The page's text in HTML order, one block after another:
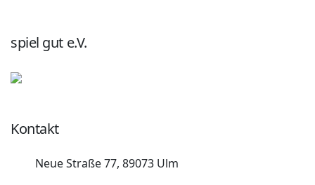
spiel gut e.V.
Kontakt
Neue Straße 77, 89073 Ulm